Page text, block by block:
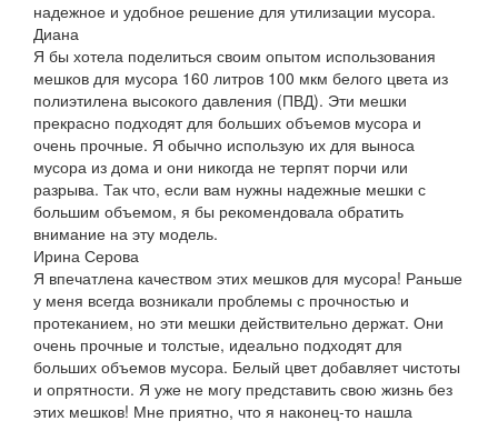
надежное и удобное решение для утилизации мусора.
Диана
Я бы хотела поделиться своим опытом использования
мешков для мусора 160 литров 100 мкм белого цвета из
полиэтилена высокого давления (ПВД). Эти мешки
прекрасно подходят для больших объемов мусора и
очень прочные. Я обычно использую их для выноса
мусора из дома и они никогда не терпят порчи или
разрыва. Так что, если вам нужны надежные мешки с
большим объемом, я бы рекомендовала обратить
внимание на эту модель.
Ирина Серова
Я впечатлена качеством этих мешков для мусора! Раньше
у меня всегда возникали проблемы с прочностью и
протеканием, но эти мешки действительно держат. Они
очень прочные и толстые, идеально подходят для
больших объемов мусора. Белый цвет добавляет чистоты
и опрятности. Я уже не могу представить свою жизнь без
этих мешков! Мне приятно, что я наконец-то нашла